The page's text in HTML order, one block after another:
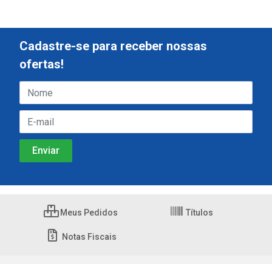
Cadastre-se para receber nossas
ofertas!
Meus Pedidos Títulos
Notas Fiscais